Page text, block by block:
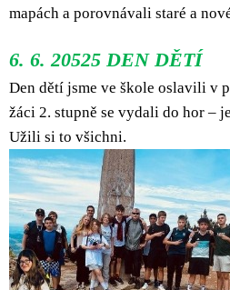
mapách a porovnávali staré a
6. 6. 20525 DEN DĚTÍ
Den dětí jsme ve škole oslavili v
žáci 2. stupně se vydali do hor –
Užili si to všichni.